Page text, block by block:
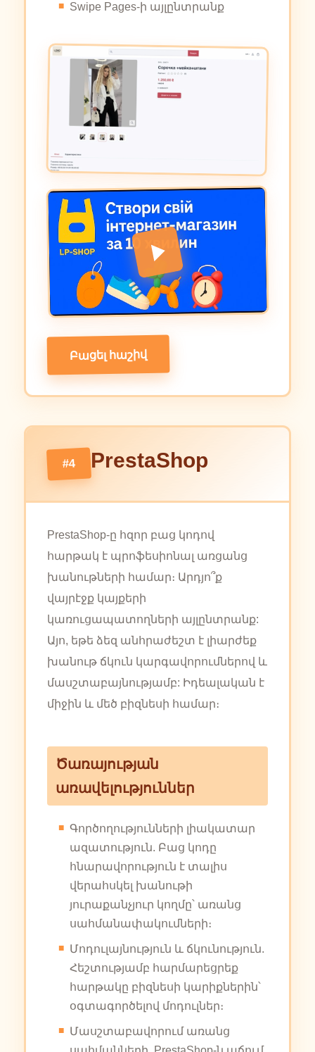
Swipe Pages-ի այլընտրանք
Բացել հաշիվ
#4 PrestaShop
PrestaShop-ը հզոր բաց կոդով
հարթակ է պրոֆեսիոնալ առցանց
խանութների համար։ Արդյո՞ք
վայրէջք կայքերի
կառուցապատողների այլընտրանք:
Այո, եթե ձեզ անհրաժեշտ է լիարժեք
խանութ ճկուն կարգավորումներով և
մասշտաբայնությամբ: Իդեալական է
միջին և մեծ բիզնեսի համար։
Ծառայության
առավելություններ
Գործողությունների լիակատար
ազատություն. Բաց կոդը
հնարավորություն է տալիս
վերահսկել խանութի
յուրաքանչյուր կողմը՝ առանց
սահմանափակումների։
Մոդուլայնություն և ճկունություն.
Հեշտությամբ հարմարեցրեք
հարթակը բիզնեսի կարիքներին՝
օգտագործելով մոդուլներ։
Մասշտաբավորում առանց